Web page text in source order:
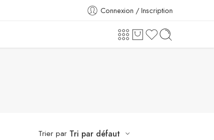
Connexion / Inscription
Trier par Tri par défaut